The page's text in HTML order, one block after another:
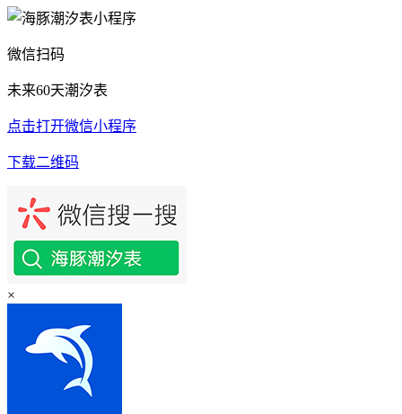
微信扫码
未来60天潮汐表
点击打开微信小程序
下载二维码
×